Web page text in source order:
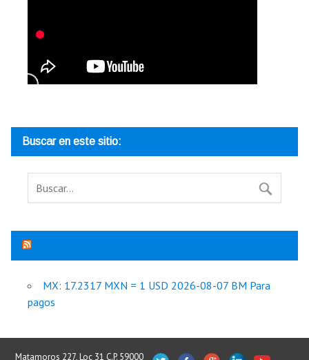
Buscar en este sitio:
MX: 17.2317 MXN = 1 USD 2026-08-07 BM Para
pagos
Matamoros 227, Loc 31 C.P. 59000